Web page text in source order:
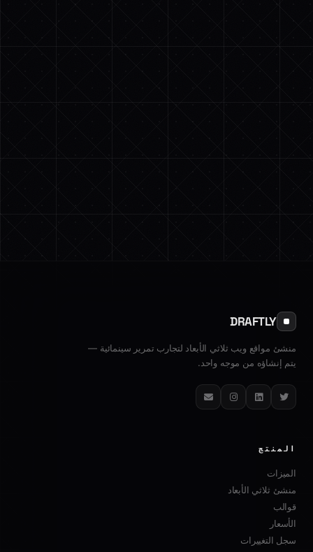
DRAFTLY
منشئ مواقع ويب ثلاثي الأبعاد لتجارب تمرير سينمائية —
يتم إنشاؤه من موجه واحد.
تويتر لينكدإنإنستغرامالبريد الإلكتروني
المنتج
الميزات
منشئ ثلاثي الأبعاد
قوالب
الأسعار
سجل التغييرات